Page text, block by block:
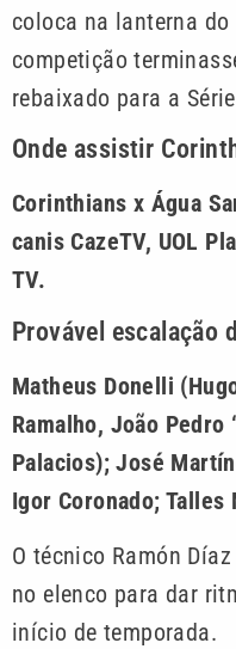
coloca na lanterna
competição
rebaixado para a
Onde assistir
Corinthians x Água
canis CazeTV, UOL
TV.
Provável escalação
Matheus Donelli
Ramalho, João Pedro
Palacios); José
Igor Coronado; Talles
O técnico Ramón
no elenco para dar
início de temporada.